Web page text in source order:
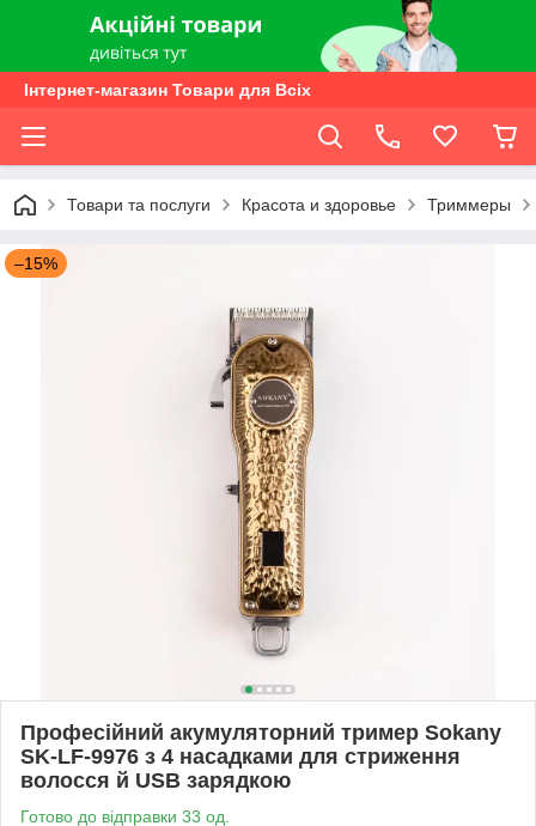
Інтернет-магазин Товари для Всіх
Товари та послуги Красота и здоровье Триммеры
–15%
Професійний акумуляторний тример Sokany
SK-LF-9976 з 4 насадками для стриження
волосся й USB зарядкою
Готово до відправки 33 од.